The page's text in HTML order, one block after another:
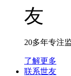
20多年专注
了解更多
联系世友